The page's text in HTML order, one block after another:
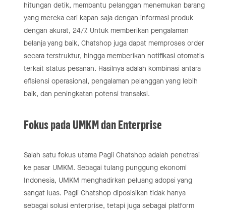
hitungan detik, membantu pelanggan menemukan barang
yang mereka cari kapan saja dengan informasi produk
dengan akurat, 24/7. Untuk memberikan pengalaman
belanja yang baik, Chatshop juga dapat memproses order
secara terstruktur, hingga memberikan notifikasi otomatis
terkait status pesanan. Hasilnya adalah kombinasi antara
efisiensi operasional, pengalaman pelanggan yang lebih
baik, dan peningkatan potensi transaksi.
Fokus pada UMKM dan Enterprise
Salah satu fokus utama Pagii Chatshop adalah penetrasi
ke pasar UMKM. Sebagai tulang punggung ekonomi
Indonesia, UMKM menghadirkan peluang adopsi yang
sangat luas. Pagii Chatshop diposisikan tidak hanya
sebagai solusi enterprise, tetapi juga sebagai platform